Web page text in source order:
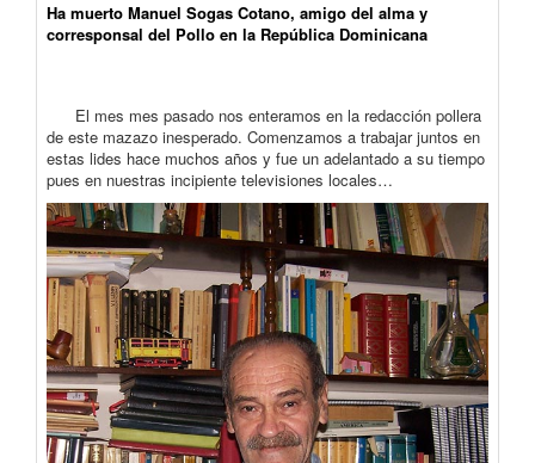
Ha muerto Manuel Sogas Cotano, amigo del alma y
corresponsal del Pollo en la República Dominicana
El mes mes pasado nos enteramos en la redacción pollera
de este mazazo inesperado. Comenzamos a trabajar juntos en
estas lides hace muchos años y fue un adelantado a su tiempo
pues en nuestras incipiente televisiones locales…